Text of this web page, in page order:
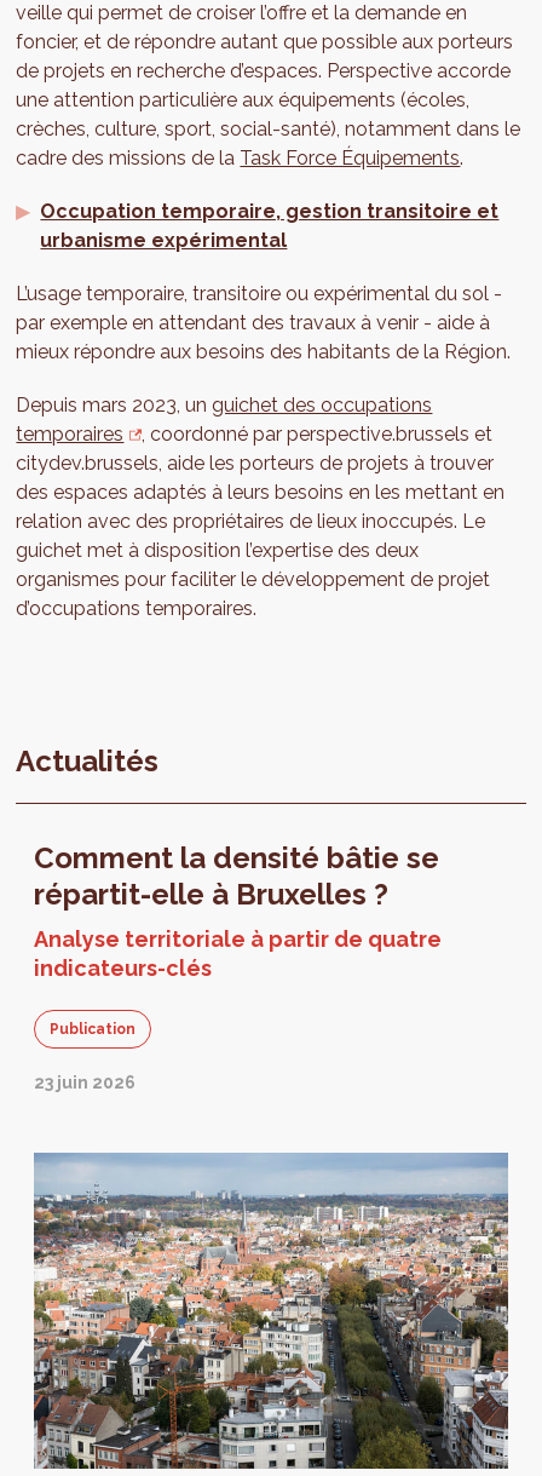
veille qui permet de croiser l’offre et la demande en
foncier, et de répondre autant que possible aux porteurs
de projets en recherche d’espaces. Perspective accorde
une attention particulière aux équipements (écoles,
crèches, culture, sport, social-santé), notamment dans le
cadre des missions de la Task Force Équipements.
Occupation temporaire, gestion transitoire et
urbanisme expérimental
L’usage temporaire, transitoire ou expérimental du sol -
par exemple en attendant des travaux à venir - aide à
mieux répondre aux besoins des habitants de la Région.
Depuis mars 2023, unguichet des occupations
temporaires
, coordonné par perspective.brussels et
citydev.brussels, aide les porteurs de projets à trouver
des espaces adaptés à leurs besoins en les mettant en
relation avec des propriétaires de lieux inoccupés. Le
guichet met à disposition l’expertise des deux
organismes pour faciliter le développement de projet
d’occupations temporaires.
Actualités
Comment la densité bâtie se
répartit-elle à Bruxelles ?
Analyse territoriale à partir de quatre
indicateurs-clés
Publication
23 juin 2026